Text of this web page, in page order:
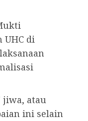
UHC di
jiwa, atau
ini selain